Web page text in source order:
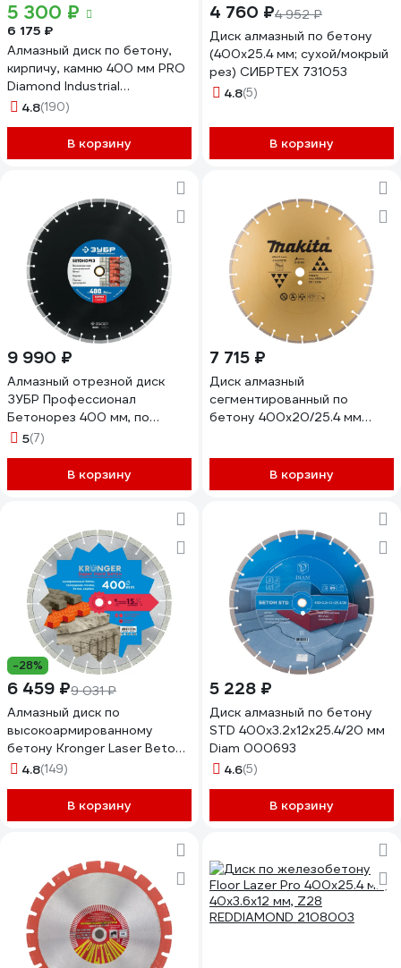
5 300 ₽
6 175 ₽
Алмазный диск по бетону,
кирпичу, камню 400 мм PRO
Diamond Industrial
DIDC400PRO
4.8(190)
В корзину
4 760 ₽4 952 ₽
Диск алмазный по бетону
(400x25.4 мм; сухой/мокрый
рез) СИБРТЕХ 731053
4.8(5)
В корзину
9 990 ₽
Алмазный отрезной диск
ЗУБР Профессионал
Бетонорез 400 мм, по
бетону и камню 36665-
5(7)
В корзину
7 715 ₽
Диск алмазный
сегментированный по
бетону 400x20/25.4 мм
В корзину
-28%
6 459 ₽9 031 ₽
Алмазный диск по
высокоармированному
бетону Kronger Laser Beton
Super Hard 400 x 15 x 25.4
4.8(149)
В корзину
5 228 ₽
Диск алмазный по бетону
STD 400х3.2х12х25.4/20 мм
Diam 000693
4.6(5)
В корзину